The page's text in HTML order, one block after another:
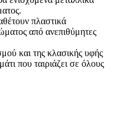
πλαστικά
από ανεπιθύμητες
και της κλασικής υφής
που ταιριάζει σε όλους